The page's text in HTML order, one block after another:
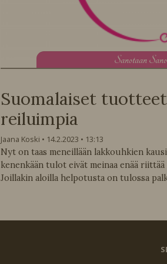
Sanotaan
Suomalaiset
reiluimpia
Jaana Koski 14.2.2023
13:13
Nyt on taas meneillään lakkouhkien
kenenkään tulot eivät meinaa enää
Joillakin aloilla helpotusta on tulossa